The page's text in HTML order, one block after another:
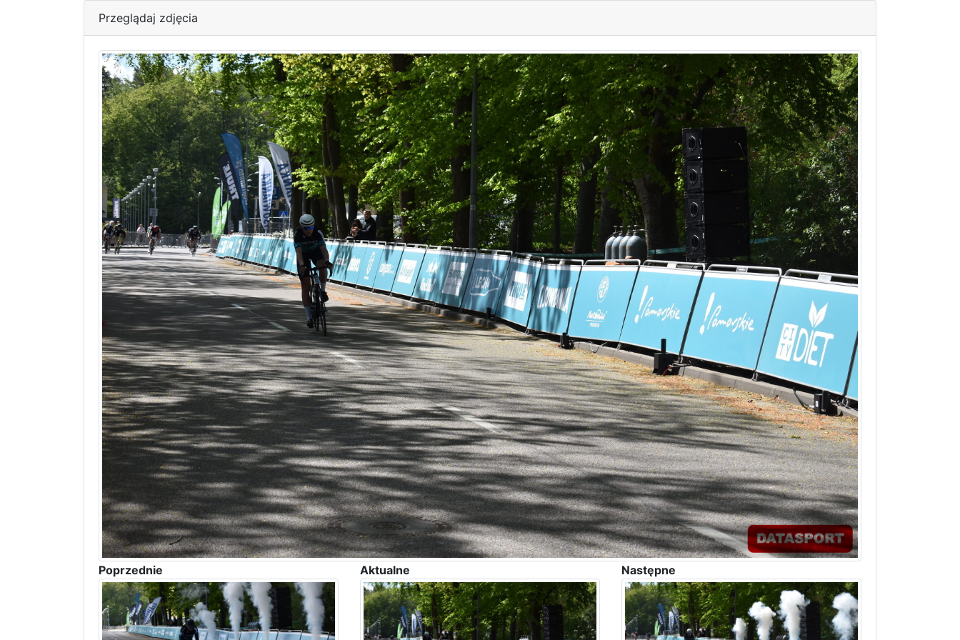
Przeglądaj zdjęcia
Poprzednie Aktualne Następne